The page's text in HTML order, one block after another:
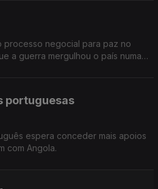
que procura ligar as viagens
social nas comunidades
Santos.
processo negocial para paz no
portuguesas
espera conceder mais apoios
com Angola.